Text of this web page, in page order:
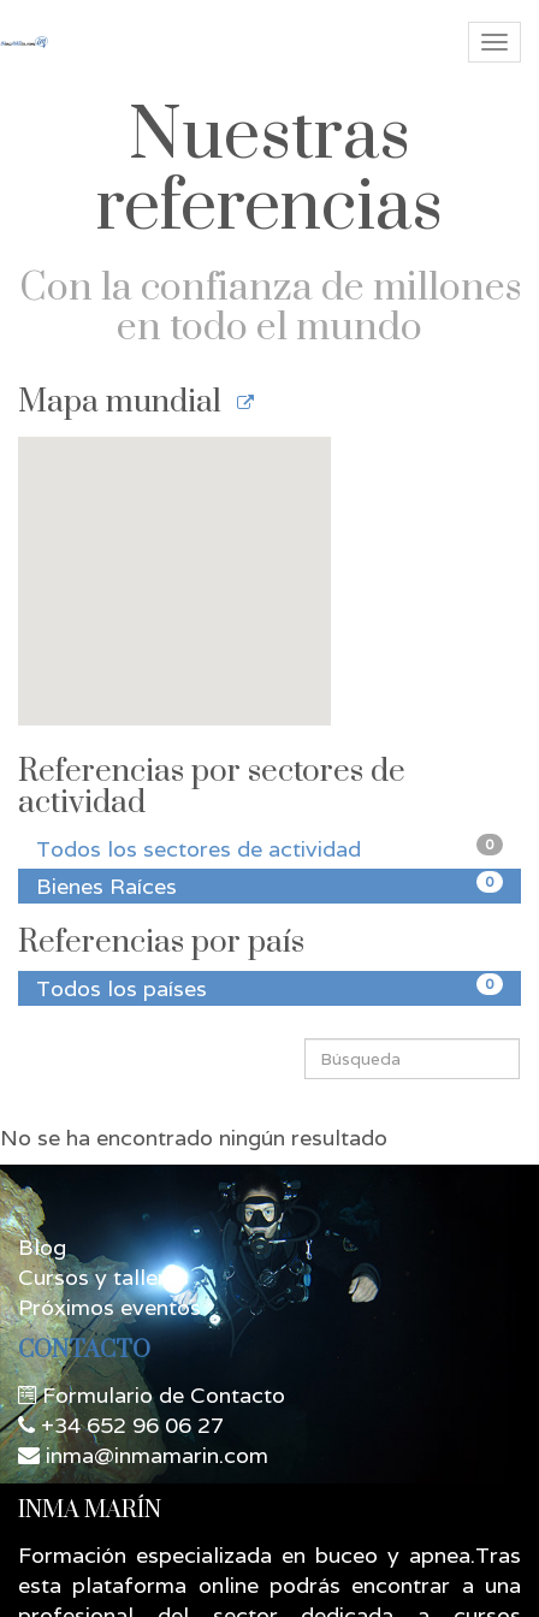
Nuestras
referencias
Con la confianza de millones
en todo el mundo
Mapa mundial
Referencias por sectores de
actividad
0
Todos los sectores de actividad
0
Bienes Raíces
Referencias por país
0
Todos los países
No se ha encontrado ningún resultado
Blog
Cursos y talleres
Próximos eventos
CONTACTO
Formulario de Contacto
+34 652 96 06 27
inma@inmamarin.com
INMA MARÍN
Formación especializada en buceo y apnea.Tras
esta plataforma online podrás encontrar a una